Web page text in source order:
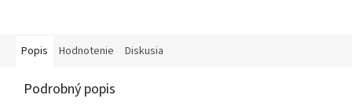
Popis Hodnotenie Diskusia
Podrobný popis